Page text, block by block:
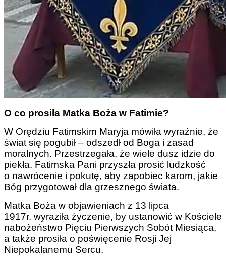
O co prosiła Matka Boża w Fatimie?
W Orędziu Fatimskim Maryja mówiła wyraźnie, że
świat się pogubił – odszedł od Boga i zasad
moralnych. Przestrzegała, że wiele dusz idzie do
piekła. Fatimska Pani przyszła prosić ludzkość
o nawrócenie i pokutę, aby zapobiec karom, jakie
Bóg przygotował dla grzesznego świata.
Matka Boża w objawieniach z 13 lipca
1917r. wyraziła życzenie, by ustanowić w Kościele
nabożeństwo Pięciu Pierwszych Sobót Miesiąca,
a także prosiła o poświęcenie Rosji Jej
Niepokalanemu Sercu.